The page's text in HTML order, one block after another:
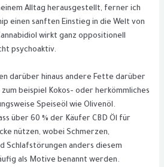
Alltag herausgestellt, ferner ich
einen sanften Einstieg in die Welt von
wirkt ganz oppositionell
psychoaktiv.
darüber hinaus andere Fette darüber
zum beispiel Kokos- oder herkömmliches
Speiseöl wie Olivenöl.
über 60 % der Käufer CBD Öl für
nützen, wobei Schmerzen,
Schlafstörungen anders diesem
als Motive benannt werden.